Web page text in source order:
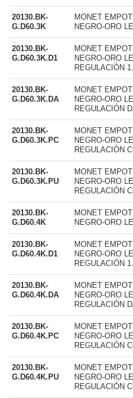
20130.BK-
G.D60.3K
MONET
NEGRO-ORO
20130.BK-
G.D60.3K.D1
MONET
NEGRO-ORO
REGULACIÓN
20130.BK-
G.D60.3K.DA
MONET
NEGRO-ORO
REGULACIÓN
20130.BK-
G.D60.3K.PC
MONET
NEGRO-ORO
REGULACIÓN
20130.BK-
G.D60.3K.PU
MONET
NEGRO-ORO
REGULACIÓN
20130.BK-
G.D60.4K
MONET
NEGRO-ORO
20130.BK-
G.D60.4K.D1
MONET
NEGRO-ORO
REGULACIÓN
20130.BK-
G.D60.4K.DA
MONET
NEGRO-ORO
REGULACIÓN
20130.BK-
G.D60.4K.PC
MONET
NEGRO-ORO
REGULACIÓN
20130.BK-
G.D60.4K.PU
MONET
NEGRO-ORO
REGULACIÓN